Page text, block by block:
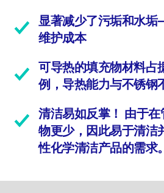
显著减少了污垢和水
维护成本
可导热的填充物材料占
例，导热能力与不锈钢
清洁易如反掌！ 由于
物更少，因此易于清洁
性化学清洁产品的需求。